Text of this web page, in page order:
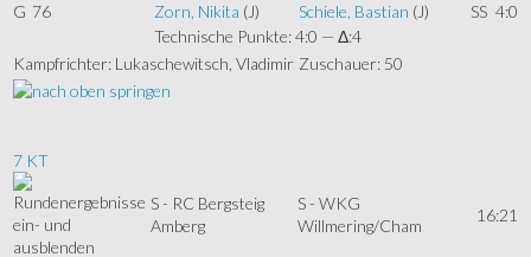
G 76 Zorn, Nikita (J) Schiele, Bastian (J) SS 4:0
Technische Punkte: 4:0 — Δ:4
Kampfrichter: Lukaschewitsch, Vladimir Zuschauer: 50
7 KT
S - RC Bergsteig
Amberg
S - WKG
Willmering/Cham
16:21